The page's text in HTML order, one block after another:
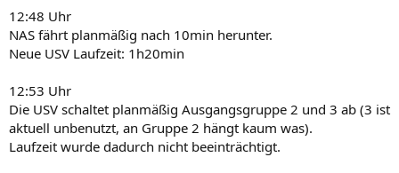
12:48 Uhr
NAS fährt planmäßig nach 10min herunter.
Neue USV Laufzeit: 1h20min
12:53 Uhr
Die USV schaltet planmäßig Ausgangsgruppe 2 und 3 ab (3 ist
aktuell unbenutzt, an Gruppe 2 hängt kaum was).
Laufzeit wurde dadurch nicht beeinträchtigt.